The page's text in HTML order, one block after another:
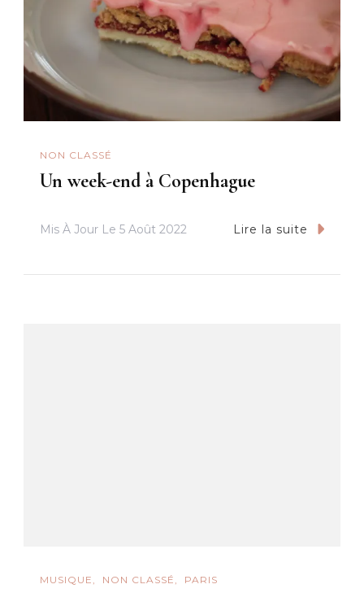
NON CLASSÉ
Un week-end à Copenhague
Mis À Jour Le 5 Août 2022 Lire la suite
MUSIQUE NON CLASSÉ PARIS